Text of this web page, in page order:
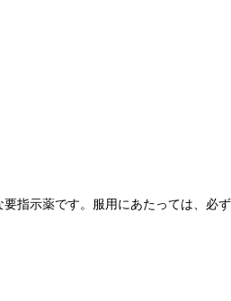
指示薬です。服用にあたっては、必